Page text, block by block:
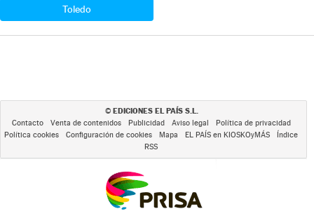
Toledo
© EDICIONES EL PAÍS S.L.
Contacto Venta de contenidos Publicidad Aviso legal
Política de privacidad
Política cookies
Configuración de cookies Mapa EL PAÍS en KIOSKOyMÁS
Índice
RSS